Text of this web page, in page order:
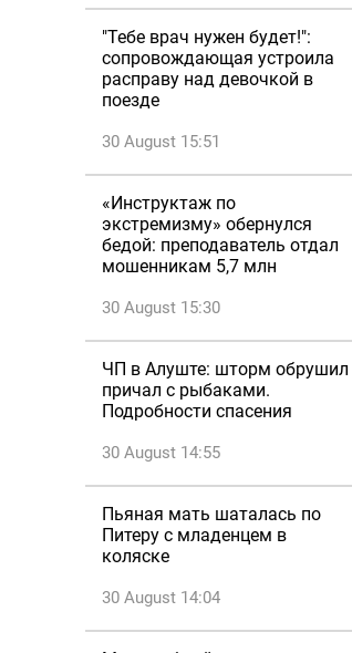
"Тебе врач нужен будет!":
сопровождающая устроила
расправу над девочкой в
поезде
30 August 15:51
«Инструктаж по
экстремизму» обернулся
бедой: преподаватель отдал
мошенникам 5,7 млн
30 August 15:30
ЧП в Алуште: шторм обрушил
причал с рыбаками.
Подробности спасения
30 August 14:55
Пьяная мать шаталась по
Питеру с младенцем в
коляске
30 August 14:04